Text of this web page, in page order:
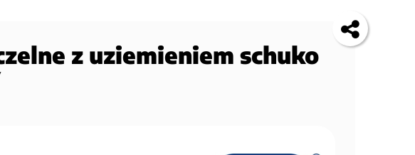
z uziemieniem schuko